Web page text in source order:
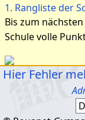
1. Rangliste der
Bis zum
Schule volle
Hier Fehler